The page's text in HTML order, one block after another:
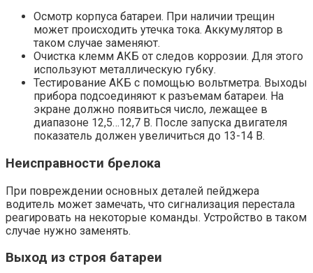
Осмотр корпуса батареи. При наличии трещин
может происходить утечка тока. Аккумулятор в
таком случае заменяют.
Очистка клемм АКБ от следов коррозии. Для этого
используют металлическую губку.
Тестирование АКБ с помощью вольтметра. Выходы
прибора подсоединяют к разъемам батареи. На
экране должно появиться число, лежащее в
диапазоне 12,5…12,7 В. После запуска двигателя
показатель должен увеличиться до 13-14 В.
Неисправности брелока
При повреждении основных деталей пейджера
водитель может замечать, что сигнализация перестала
реагировать на некоторые команды. Устройство в таком
случае нужно заменять.
Выход из строя батареи